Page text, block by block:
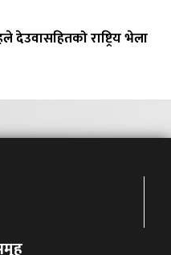
देउवासहितको राष्ट्रिय भेला